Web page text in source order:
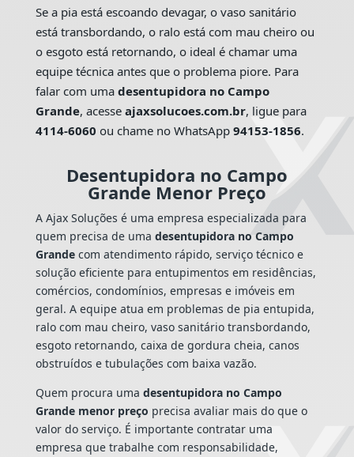
Se a pia está escoando devagar, o vaso sanitário
está transbordando, o ralo está com mau cheiro ou
o esgoto está retornando, o ideal é chamar uma
equipe técnica antes que o problema piore. Para
falar com uma desentupidora no Campo
Grande, acesse ajaxsolucoes.com.br, ligue para
4114-6060 ou chame no WhatsApp 94153-1856.
Desentupidora no Campo
Grande Menor Preço
A Ajax Soluções é uma empresa especializada para
quem precisa de uma desentupidora no Campo
Grandecom atendimento rápido, serviço técnico e
solução eficiente para entupimentos em residências,
comércios, condomínios, empresas e imóveis em
geral. A equipe atua em problemas de pia entupida,
ralo com mau cheiro, vaso sanitário transbordando,
esgoto retornando, caixa de gordura cheia, canos
obstruídos e tubulações com baixa vazão.
Quem procura uma desentupidora no Campo
Grande menor preço precisa avaliar mais do que o
valor do serviço. É importante contratar uma
empresa que trabalhe com responsabilidade,